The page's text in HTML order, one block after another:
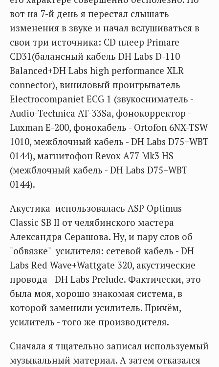
вот на 7-й день я перестал слышать
изменения в звуке и начал вслушиваться в
свои три источника: CD плеер Primare
CD31(балансный кабель DH Labs D-110
Balanced+DH Labs high performance XLR
connector), виниловый проигрыватель
Electrocompaniet ECG 1 (звукосниматель -
Audio-Technica AT-33Sa, фонокорректор -
Luxman E-200, фонокабель - Ortofon 6NX-TSW
1010, межблочный кабель - DH Labs D75+WBT
0144), магнитофон Revox A77 Mk3 HS
(межблочный кабель - DH Labs D75+WBT
0144).
Акустика использовалась ASP Optimus
Classic SB II от челябинского мастера
Александра Серашова. Ну, и пару слов об
"обвязке" усилителя: сетевой кабель - DH
Labs Red Wave+Wattgate 320, акустические
провода - DH Labs Prelude. Фактически, это
была моя, хорошо знакомая система, в
которой заменили усилитель. Причём,
усилитель - того же производителя.
Сначала я тщательно записал используемый
музыкальный материал. А затем отказался